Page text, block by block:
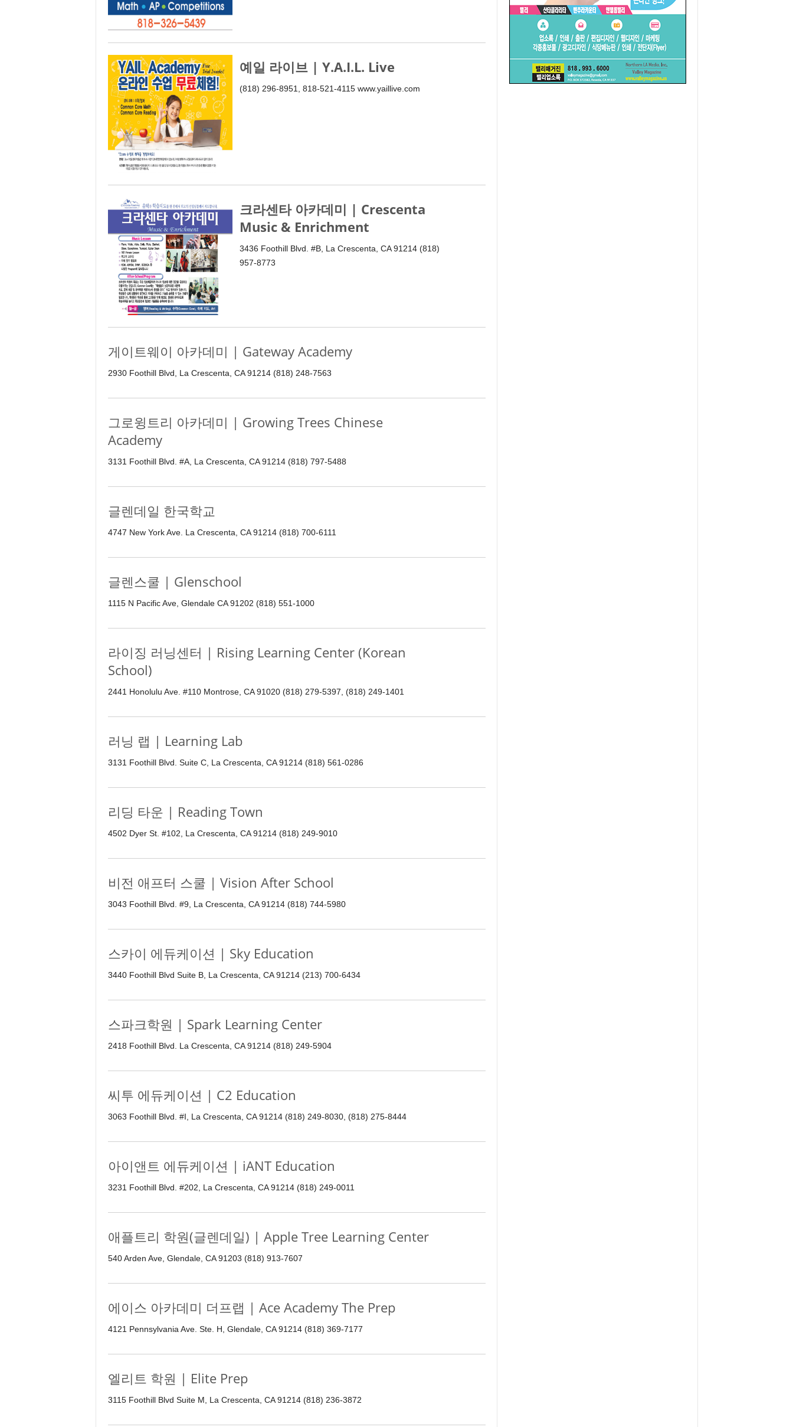
예일 라이브 | Y.A.I.L. Live
(818) 296-8951, 818-521-4115 www.yaillive.com
크라센타 아카데미 | Crescenta
Music & Enrichment
3436 Foothill Blvd. #B, La Crescenta, CA 91214 (818)
957-8773
게이트웨이 아카데미 | Gateway Academy
2930 Foothill Blvd, La Crescenta, CA 91214 (818) 248-7563
그로윙트리 아카데미 | Growing Trees Chinese
Academy
3131 Foothill Blvd. #A, La Crescenta, CA 91214 (818) 797-5488
글렌데일 한국학교
4747 New York Ave. La Crescenta, CA 91214 (818) 700-6111
글렌스쿨 | Glenschool
1115 N Pacific Ave, Glendale CA 91202 (818) 551-1000
라이징 러닝센터 | Rising Learning Center (Korean
School)
2441 Honolulu Ave. #110 Montrose, CA 91020 (818) 279-5397, (818) 249-1401
러닝 랩 | Learning Lab
3131 Foothill Blvd. Suite C, La Crescenta, CA 91214 (818) 561-0286
리딩 타운 | Reading Town
4502 Dyer St. #102, La Crescenta, CA 91214 (818) 249-9010
비전 애프터 스쿨 | Vision After School
3043 Foothill Blvd. #9, La Crescenta, CA 91214 (818) 744-5980
스카이 에듀케이션 | Sky Education
3440 Foothill Blvd Suite B, La Crescenta, CA 91214 (213) 700-6434
스파크학원 | Spark Learning Center
2418 Foothill Blvd. La Crescenta, CA 91214 (818) 249-5904
씨투 에듀케이션 | C2 Education
3063 Foothill Blvd. #I, La Crescenta, CA 91214 (818) 249-8030, (818) 275-8444
아이앤트 에듀케이션 | iANT Education
3231 Foothill Blvd. #202, La Crescenta, CA 91214 (818) 249-0011
애플트리 학원(글렌데일) | Apple Tree Learning Center
540 Arden Ave, Glendale, CA 91203 (818) 913-7607
에이스 아카데미 더프랩 | Ace Academy The Prep
4121 Pennsylvania Ave. Ste. H, Glendale, CA 91214 (818) 369-7177
엘리트 학원 | Elite Prep
3115 Foothill Blvd Suite M, La Crescenta, CA 91214 (818) 236-3872